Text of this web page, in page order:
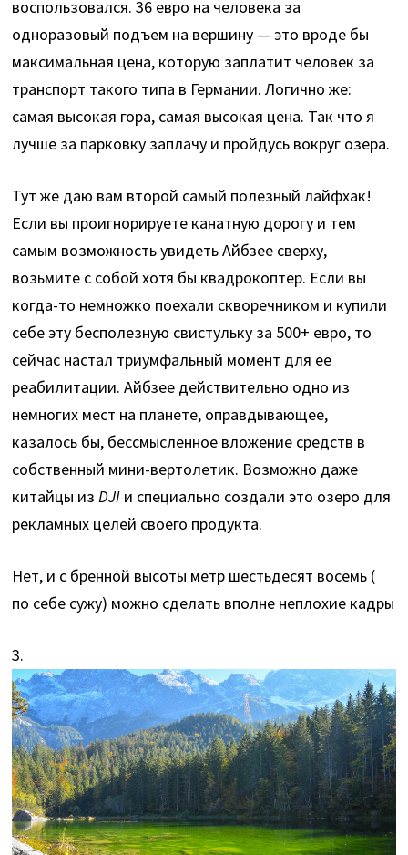
воспользовался. 36 евро на человека за
одноразовый подъем на вершину — это вроде бы
максимальная цена, которую заплатит человек за
транспорт такого типа в Германии. Логично же:
самая высокая гора, самая высокая цена. Так что я
лучше за парковку заплачу и пройдусь вокруг озера.
Тут же даю вам второй самый полезный лайфхак!
Если вы проигнорируете канатную дорогу и тем
самым возможность увидеть Айбзее сверху,
возьмите с собой хотя бы квадрокоптер. Если вы
когда-то немножко поехали скворечником и купили
себе эту бесполезную свистульку за 500+ евро, то
сейчас настал триумфальный момент для ее
реабилитации. Айбзее действительно одно из
немногих мест на планете, оправдывающее,
казалось бы, бессмысленное вложение средств в
собственный мини-вертолетик. Возможно даже
китайцы из DJI и специально создали это озеро для
рекламных целей своего продукта.
Нет, и с бренной высоты метр шестьдесят восемь (
по себе сужу) можно сделать вполне неплохие кадры
3.